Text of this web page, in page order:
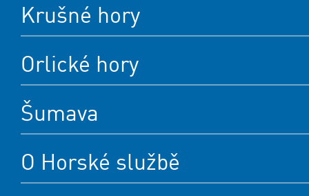
Krušné hory
Orlické hory
Šumava
O Horské službě